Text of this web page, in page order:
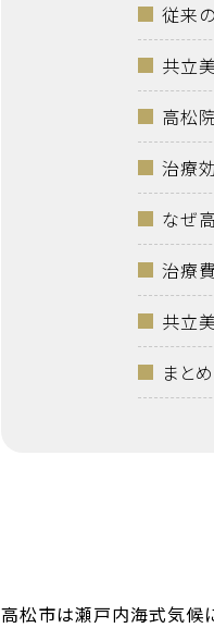
従来
共立
高松
治療
なぜ
治療
共立
まと
高松市は瀬戸内海式気候